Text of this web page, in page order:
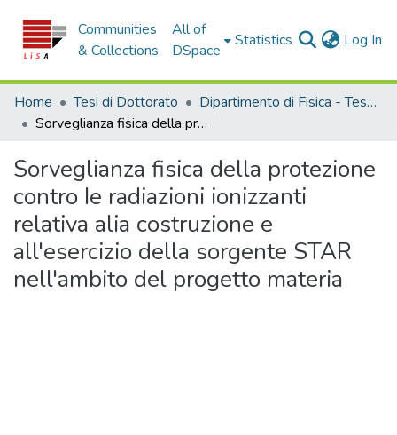
Communities
& Collections
All of
DSpace
Statistics Log In
Home Tesi di Dottorato
Dipartimento di Fisica - Tesi di Dottorato
Sorveglianza fisica della protezione contro Ie radiazioni ionizzanti relativa alia costruzione e all'esercizio della sorgente STAR nell'ambito del progetto materia
Sorveglianza fisica della protezione
contro Ie radiazioni ionizzanti
relativa alia costruzione e
all'esercizio della sorgente STAR
nell'ambito del progetto materia